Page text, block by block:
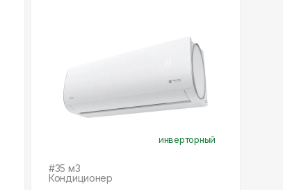
инверторный
#35 м3
Кондиционер